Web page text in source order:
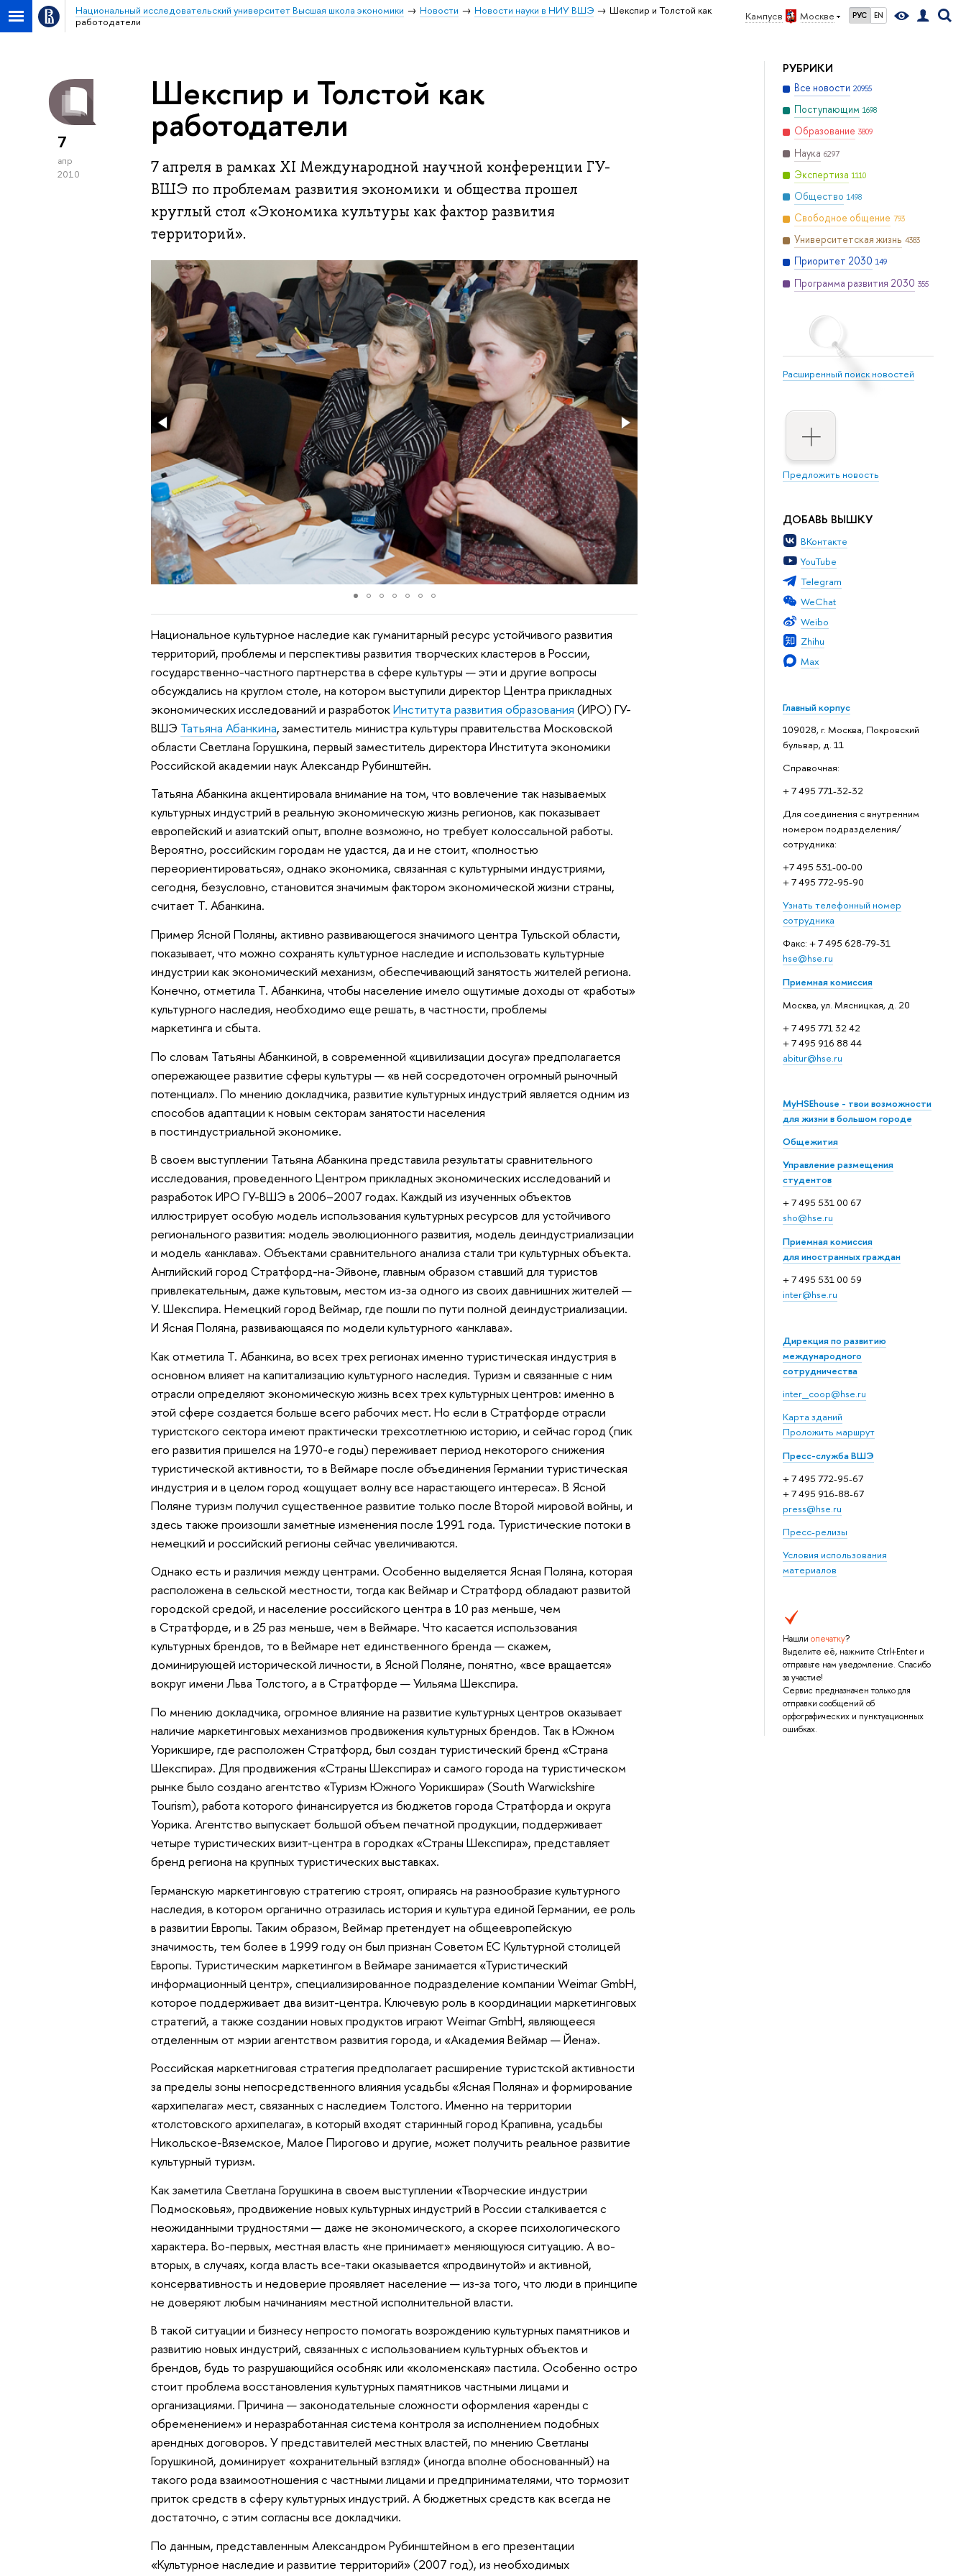
Кампус в Москве РУС EN
Национальный исследовательский университет Высшая школа экономики Новости Новости науки в НИУ ВШЭ
Шекспир и Толстой как
работодатели
РУБРИКИ
Все новости 20955
Поступающим 1698
Образование 3809
Наука 6297
Экспертиза 1110
Общество 1498
Свободное общение 793
Университетская жизнь 4383
Приоритет 2030 149
Программа развития 2030 355
Расширенный поиск новостей
Предложить новость
ДОБАВЬ ВЫШКУ
ВКонтакте
YouTube
Telegram
WeChat
Weibo
Zhihu
Max
Главный корпус
109028, г. Москва, Покровский
бульвар, д. 11
Справочная:
+ 7 495 771-32-32
Для соединения с внутренним
номером подразделения/
сотрудника:
+7 495 531-00-00
+ 7 495 772-95-90
Узнать телефонный номер
сотрудника
Факс: + 7 495 628-79-31
hse@hse.ru
Приемная комиссия
Москва, ул. Мясницкая, д. 20
+ 7 495 771 32 42
+ 7 495 916 88 44
abitur@hse.ru
MyHSEhouse - твои возможности
для жизни в большом городе
Общежития
Управление размещения
студентов
+ 7 495 531 00 67
sho@hse.ru
Приемная комиссия
для иностранных граждан
+ 7 495 531 00 59
inter@hse.ru
Дирекция по развитию
международного
сотрудничества
inter_coop@hse.ru
Карта зданий
Проложить маршрут
Пресс-служба ВШЭ
+ 7 495 772-95-67
+ 7 495 916-88-67
press@hse.ru
Пресс-релизы
Условия использования
материалов
Нашли опечатку?
Выделите её, нажмите Ctrl+Enter и
отправьте нам уведомление. Спасибо
за участие!
Сервис предназначен только для
отправки сообщений об
орфографических и пунктуационных
ошибках.
7
апр
2010
Шекспир и Толстой как
работодатели
7 апреля в рамках XI Международной научной конференции ГУ-
ВШЭ по проблемам развития экономики и общества прошел
круглый стол «Экономика культуры как фактор развития
территорий».
Национальное культурное наследие как гуманитарный ресурс устойчивого развития
территорий, проблемы и перспективы развития творческих кластеров в России,
государственно-частного партнерства в сфере культуры — эти и другие вопросы
обсуждались на круглом столе, на котором выступили директор Центра прикладных
экономических исследований и разработокИнститута развития образования (ИРО) ГУ-
ВШЭ Татьяна Абанкина, заместитель министра культуры правительства Московской
области Светлана Горушкина, первый заместитель директора Института экономики
Российской академии наук Александр Рубинштейн.
Татьяна Абанкина акцентировала внимание на том, что вовлечение так называемых
культурных индустрий в реальную экономическую жизнь регионов, как показывает
европейский и азиатский опыт, вполне возможно, но требует колоссальной работы.
Вероятно, российским городам не удастся, да и не стоит, «полностью
переориентироваться», однако экономика, связанная с культурными индустриями,
сегодня, безусловно, становится значимым фактором экономической жизни страны,
считает Т. Абанкина.
Пример Ясной Поляны, активно развивающегося значимого центра Тульской области,
показывает, что можно сохранять культурное наследие и использовать культурные
индустрии как экономический механизм, обеспечивающий занятость жителей региона.
Конечно, отметила Т. Абанкина, чтобы население имело ощутимые доходы от «работы»
культурного наследия, необходимо еще решать, в частности, проблемы
маркетинга и сбыта.
По словам Татьяны Абанкиной, в современной «цивилизации досуга» предполагается
опережающее развитие сферы культуры — «в ней сосредоточен огромный рыночный
потенциал». По мнению докладчика, развитие культурных индустрий является одним из
способов адаптации к новым секторам занятости населения
в постиндустриальной экономике.
В своем выступлении Татьяна Абанкина представила результаты сравнительного
исследования, проведенного Центром прикладных экономических исследований и
разработок ИРО ГУ-ВШЭ в 2006–2007 годах. Каждый из изученных объектов
иллюстрирует особую модель использования культурных ресурсов для устойчивого
регионального развития: модель эволюционного развития, модель деиндустриализации
и модель «анклава». Объектами сравнительного анализа стали три культурных объекта.
Английский город Стратфорд-на-Эйвоне, главным образом ставший для туристов
привлекательным, даже культовым, местом из-за одного из своих давнишних жителей —
У. Шекспира. Немецкий город Веймар, где пошли по пути полной деиндустриализации.
И Ясная Поляна, развивающаяся по модели культурного «анклава».
Как отметила Т. Абанкина, во всех трех регионах именно туристическая индустрия в
основном влияет на капитализацию культурного наследия. Туризм и связанные с ним
отрасли определяют экономическую жизнь всех трех культурных центров: именно в
этой сфере создается больше всего рабочих мест. Но если в Стратфорде отрасли
туристского сектора имеют практически трехсотлетнюю историю, и сейчас город (пик
его развития пришелся на 1970-е годы) переживает период некоторого снижения
туристической активности, то в Веймаре после объединения Германии туристическая
индустрия и в целом город «ощущает волну все нарастающего интереса». В Ясной
Поляне туризм получил существенное развитие только после Второй мировой войны, и
здесь также произошли заметные изменения после 1991 года. Туристические потоки в
немецкий и российский регионы сейчас увеличиваются.
Однако есть и различия между центрами. Особенно выделяется Ясная Поляна, которая
расположена в сельской местности, тогда как Веймар и Стратфорд обладают развитой
городской средой, и население российского центра в 10 раз меньше, чем
в Стратфорде, и в 25 раз меньше, чем в Веймаре. Что касается использования
культурных брендов, то в Веймаре нет единственного бренда — скажем,
доминирующей исторической личности, в Ясной Поляне, понятно, «все вращается»
вокруг имени Льва Толстого, а в Стратфорде — Уильяма Шекспира.
По мнению докладчика, огромное влияние на развитие культурных центров оказывает
наличие маркетинговых механизмов продвижения культурных брендов. Так в Южном
Уорикшире, где расположен Стратфорд, был создан туристический бренд «Страна
Шекспира». Для продвижения «Страны Шекспира» и самого города на туристическом
рынке было создано агентство «Туризм Южного Уорикшира» (South Warwickshire
Tourism), работа которого финансируется из бюджетов города Стратфорда и округа
Уорика. Агентство выпускает большой объем печатной продукции, поддерживает
четыре туристических визит-центра в городках «Страны Шекспира», представляет
бренд региона на крупных туристических выставках.
Германскую маркетинговую стратегию строят, опираясь на разнообразие культурного
наследия, в котором органично отразилась история и культура единой Германии, ее роль
в развитии Европы. Таким образом, Веймар претендует на общеевропейскую
значимость, тем более в 1999 году он был признан Советом ЕС Культурной столицей
Европы. Туристическим маркетингом в Веймаре занимается «Туристический
информационный центр», специализированное подразделение компании Weimar GmbH,
которое поддерживает два визит-центра. Ключевую роль в координации маркетинговых
стратегий, а также создании новых продуктов играют Weimar GmbH, являющееся
отделенным от мэрии агентством развития города, и «Академия Веймар — Йена».
Российская маркетниговая стратегия предполагает расширение туристской активности
за пределы зоны непосредственного влияния усадьбы «Ясная Поляна» и формирование
«архипелага» мест, связанных с наследием Толстого. Именно на территории
«толстовского архипелага», в который входят старинный город Крапивна, усадьбы
Никольское-Вяземское, Малое Пирогово и другие, может получить реальное развитие
культурный туризм.
Как заметила Светлана Горушкина в своем выступлении «Творческие индустрии
Подмосковья», продвижение новых культурных индустрий в России сталкивается с
неожиданными трудностями — даже не экономического, а скорее психологического
характера. Во-первых, местная власть «не принимает» меняющуюся ситуацию. А во-
вторых, в случаях, когда власть все-таки оказывается «продвинутой» и активной,
консервативность и недоверие проявляет население — из-за того, что люди в принципе
не доверяют любым начинаниям местной исполнительной власти.
В такой ситуации и бизнесу непросто помогать возрождению культурных памятников и
развитию новых индустрий, связанных с использованием культурных объектов и
брендов, будь то разрушающийся особняк или «коломенская» пастила. Особенно остро
стоит проблема восстановления культурных памятников частными лицами и
организациями. Причина — законодательные сложности оформления «аренды с
обременением» и неразработанная система контроля за исполнением подобных
арендных договоров. У представителей местных властей, по мнению Светланы
Горушкиной, доминирует «охранительный взгляд» (иногда вполне обоснованный) на
такого рода взаимоотношения с частными лицами и предпринимателями, что тормозит
приток средств в сферу культурных индустрий. А бюджетных средств как всегда не
достаточно, с этим согласны все докладчики.
По данным, представленным Александром Рубинштейном в его презентации
«Культурное наследие и развитие территорий» (2007 год), из необходимых